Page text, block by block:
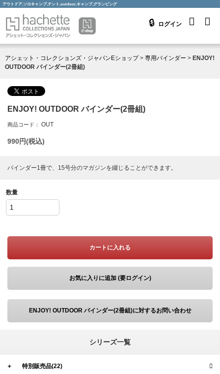
アウトドア,ソロキャンプ,テント,outdoor,キャンプ,グランピング
ログイン
アシェット・コレクションズ・ジャパンEショップ> 専用バインダー > ENJOY!
OUTDOOR バインダー(2冊組)
ENJOY! OUTDOOR バインダー(2冊組)
商品コード： OUT
990円(税込)
バインダー1冊で、15号分のマガジンを綴じることができます。
数量
カートに入れる
お気に入りに追加 (要ログイン)
ENJOY! OUTDOOR バインダー(2冊組)に対するお問い合わせ
シリーズ一覧
＋ 特別販売品(22)